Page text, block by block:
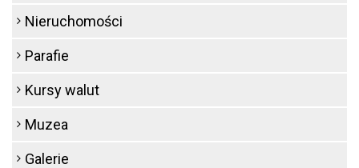
Nieruchomości
Parafie
Kursy walut
Muzea
Galerie